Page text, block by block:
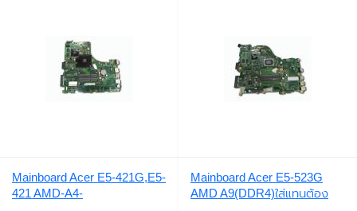
Mainboard Acer E5-421G,E5-
421 AMD-A4-
Mainboard Acer E5-523G
AMD A9(DDR4)ใส่แทนต้อง